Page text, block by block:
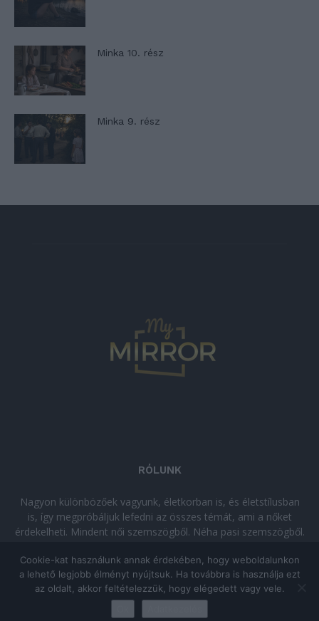
Minka 10. rész
Minka 9. rész
RÓLUNK
Nagyon különbözőek vagyunk, életkorban is, és életstílusban
is, így megpróbáljuk lefedni az összes témát, ami a nőket
érdekelheti. Mindent női szemszögből. Néha pasi szemszögből.
kikapcsolódásra vágysz!
© Copyright 2026 - mymirror.huADATKEZELÉSI TÁJÉKOZTATÓ
Impresszum
Cookie-kat használunk annak érdekében, hogy weboldalunkon
a lehető legjobb élményt nyújtsuk. Ha továbbra is használja ezt
az oldalt, akkor feltételezzük, hogy elégedett vagy vele.